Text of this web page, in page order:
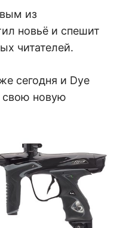
из
новьё и спешит
читателей.
сегодня и Dye
свою новую